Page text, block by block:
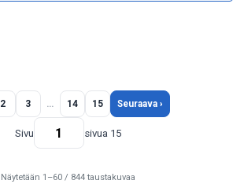
2 3 … 14 15 Seuraava ›
Sivu sivua 15
Näytetään 1–60 / 844 taustakuvaa